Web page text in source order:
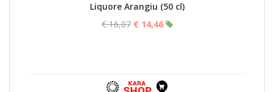
Liquore Arangiu (50 cl)
€ 16,07 € 14,46